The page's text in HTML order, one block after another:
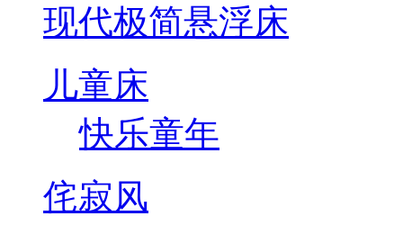
现代极简悬浮床
儿童床
快乐童年
侘寂风